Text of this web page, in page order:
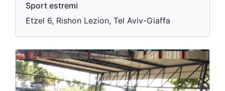
Sport estremi
Etzel 6, Rishon Lezion, Tel Aviv-Giaffa